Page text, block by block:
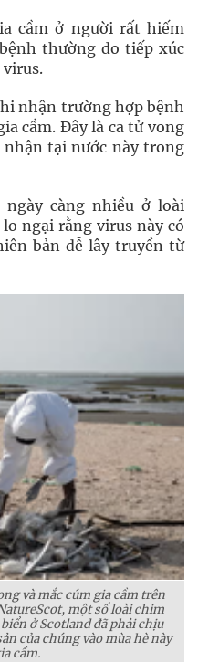
cầm ở người rất hiếm
thường do tiếp xúc
nhận trường hợp bệnh
cầm. Đây là ca tử vong
tại nước này trong
càng nhiều ở loài
ngại rằng virus này có
bản dễ lây truyền từ
và mắc cúm gia cầm trên
một số loài chim
ở Scotland đã phải chịu
của chúng vào mùa hè này
cầm.